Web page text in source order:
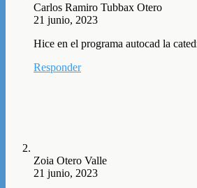
Carlos Ramiro Tubbax Otero
21 junio, 2023
Hice en el programa autocad la
Responder
Zoia Otero Valle
21 junio, 2023